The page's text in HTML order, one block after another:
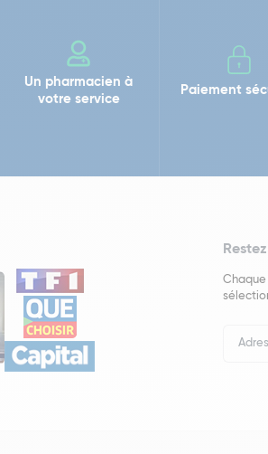
Un pharmacien à
votre service
Paiement
Chaque